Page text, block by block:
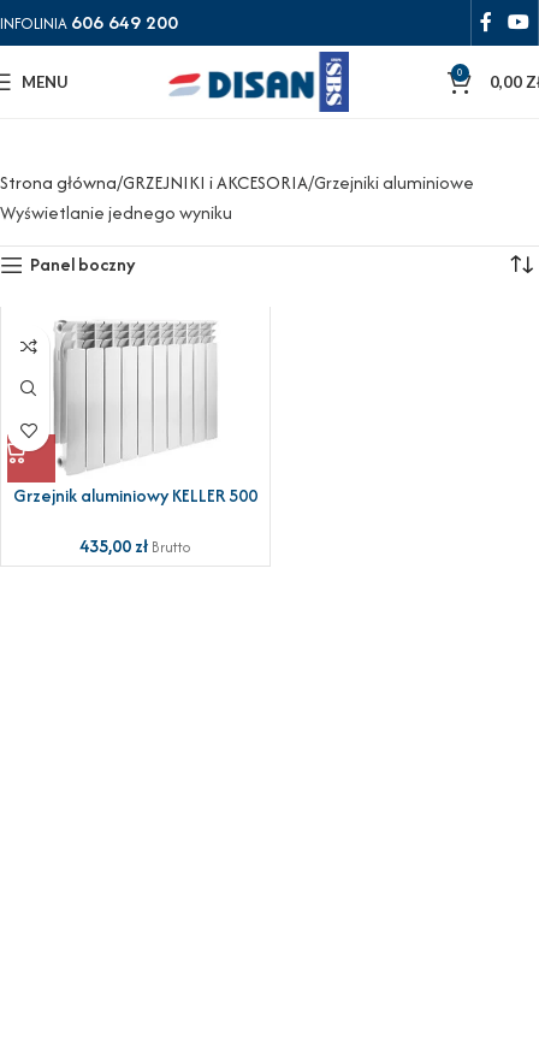
INFOLINIA 606 649 200
MENU 0 0,00
Strona główna GRZEJNIKI i AKCESORIA Grzejniki aluminiowe
Wyświetlanie jednego wyniku
Panel boczny
Grzejnik aluminiowy KELLER 500
435,00zł Brutto